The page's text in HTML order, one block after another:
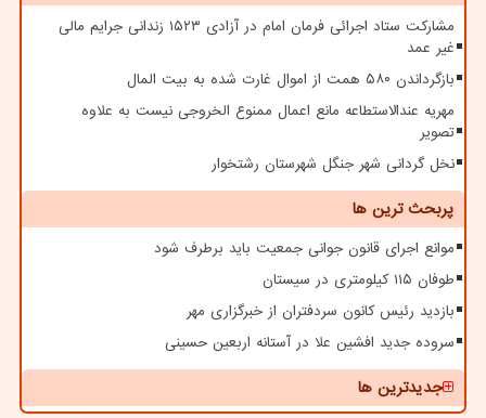
مشارکت ستاد اجرائی فرمان امام در آزادی ۱۵۲۳ زندانی جرایم مالی
غیر عمد
بازگرداندن ۵۸۰ همت از اموال غارت شده به بیت المال
مهریه عندالاستطاعه مانع اعمال ممنوع الخروجی نیست به علاوه
تصویر
نخل گردانی شهر جنگل شهرستان رشتخوار
پربحث ترین ها
موانع اجرای قانون جوانی جمعیت باید برطرف شود
طوفان ۱۱۵ کیلومتری در سیستان
بازدید رئیس کانون سردفتران از خبرگزاری مهر
سروده جدید افشین علا در آستانه اربعین حسینی
جدیدترین ها